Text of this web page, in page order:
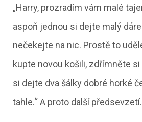
„Harry, prozradím vám malé
aspoň jednou si dejte malý
nečekejte na nic. Prostě to
kupte novou košili, zdřímněte si
si dejte dva šálky dobré horké
tahle.“ A proto další předsevzetí.